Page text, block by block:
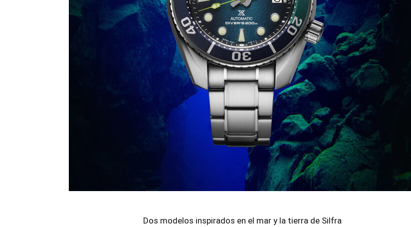
Dos modelos inspirados en el mar y la tierra de Silfra